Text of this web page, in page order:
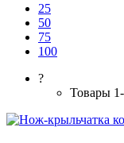
25
50
75
100
?
Товары